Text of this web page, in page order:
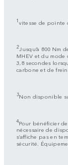
1vitesse de pointe
2Jusqu’à 800 Nm
MHEV et du mode
3,8 secondes
carbone et de
3Non disponible
4Pour bénéficier
nécessaire de
s’affiche pas en
sécurité.